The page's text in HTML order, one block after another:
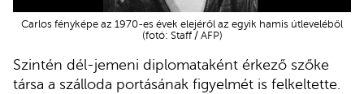
Carlos fényképe az 1970-es évek elejéről az egyik hamis útleveléből
(fotó: Staff / AFP)
Szintén dél-jemeni diplomataként érkező szőke
társa a szálloda portásának figyelmét is felkeltette.